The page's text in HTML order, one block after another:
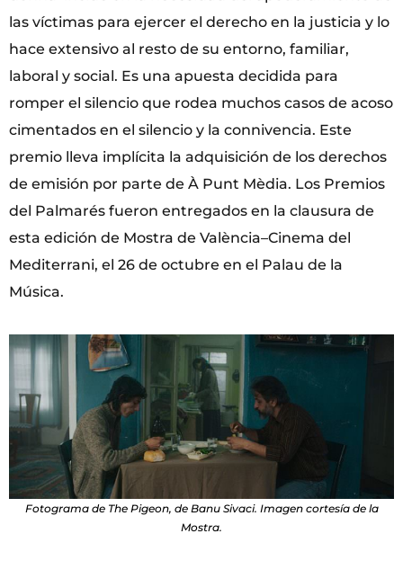
las víctimas para ejercer el derecho en la justicia y lo
hace extensivo al resto de su entorno, familiar,
laboral y social. Es una apuesta decidida para
romper el silencio que rodea muchos casos de acoso
cimentados en el silencio y la connivencia. Este
premio lleva implícita la adquisición de los derechos
de emisión por parte de À Punt Mèdia. Los Premios
del Palmarés fueron entregados en la clausura de
esta edición de Mostra de València–Cinema del
Mediterrani, el 26 de octubre en el Palau de la
Música.
Fotograma de The Pigeon, de Banu Sivaci. Imagen cortesía de la
Mostra.